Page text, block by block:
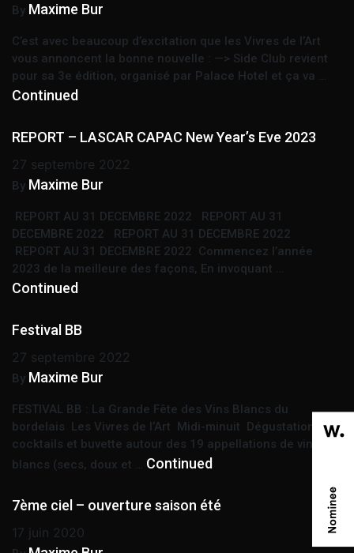
By Maxime Bur
C’est avec beaucoup d’excitation que les Vivres de l’Art
vous annoncent la bonne nouvelle : —> Side Club revient
pour sa 3e édition, organisé par Palace Hotel et ça va …
Continued
REPORT – LASCAR CAPAC New Year’s Eve 2023
27 septembre 2022
By Maxime Bur
REPORT AU 31 DECEMBRE 2022 REPORT AU 31
DECEMBRE 2022 REPORT AU 31 DECEMBRE 2022
REPORT AU 31 DECEMBRE 2022 Commencez l’année
2023 de la meilleure des façons, En invoquant …
Continued
Festival BB
27 septembre 2022
By Maxime Bur
FESTIVAL BB : La Grande Fête des Vins Blancs du
bordelais Les Vivres de l’Art Midi-minuit Dégustation,
cocktails et buvette autour des 19 appellations de vins
blancs (secs, doux et … Continued
7ème ciel – ouverture saison été
17 juin 2020